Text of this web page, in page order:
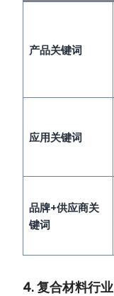
产品关键词
应用关键词
品牌+供应商关
键词
4. 复合材料行